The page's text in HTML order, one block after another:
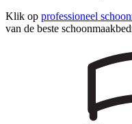
Klik op professioneel
van de beste